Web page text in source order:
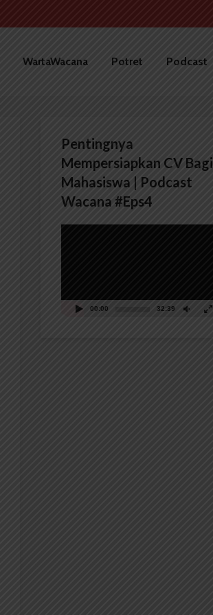
WartaWacana Potret Podcast
Pentingnya
Mempersiapkan CV Bagi
Mahasiswa | Podcast
Wacana #Eps4
00:00 32:39